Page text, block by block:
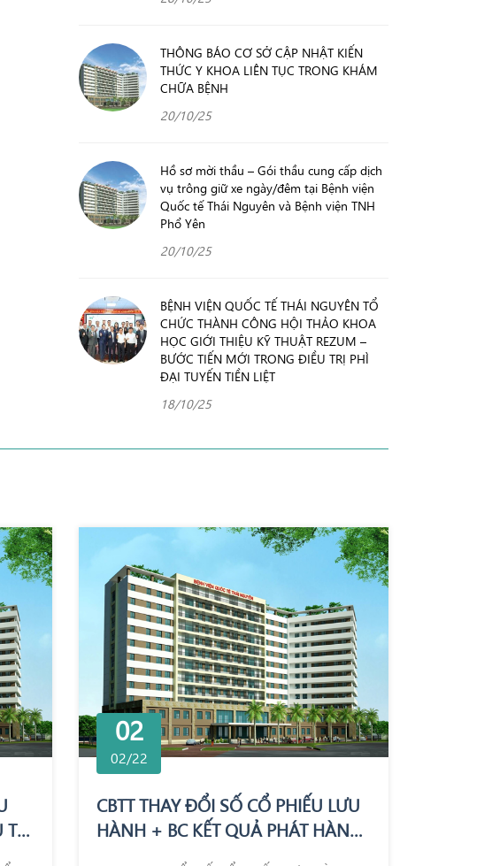
THÔNG BÁO CƠ SỞ CẬP NHẬT KIẾN
THỨC Y KHOA LIÊN TỤC TRONG KHÁM
CHỮA BỆNH
20/10/25
Hồ sơ mời thầu – Gói thầu cung cấp dịch
vụ trông giữ xe ngày/đêm tại Bệnh viện
Quốc tế Thái Nguyên và Bệnh viện TNH
Phổ Yên
20/10/25
BỆNH VIỆN QUỐC TẾ THÁI NGUYÊN TỔ
CHỨC THÀNH CÔNG HỘI THẢO KHOA
HỌC GIỚI THIỆU KỸ THUẬT REZUM –
BƯỚC TIẾN MỚI TRONG ĐIỀU TRỊ PHÌ
ĐẠI TUYẾN TIỀN LIỆT
18/10/25
TƯ
02
02/22
CBTT THAY ĐỔI SỐ CỔ PHIẾU LƯU
HÀNH + BC KẾT QUẢ PHÁT HÀNH